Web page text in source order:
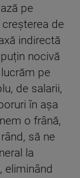
pe
de
indirectă
nocivă
pe
de salarii,
în așa
o frână,
să ne
la
eliminând